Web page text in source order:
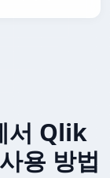
서 Qlik
용 방법